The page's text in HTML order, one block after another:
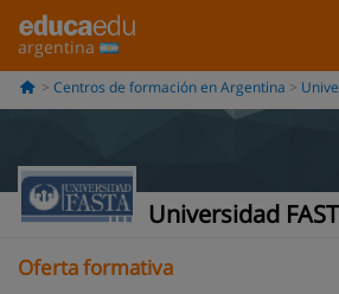
argentina
Centros de formación en Argentina
Universidad
Opiniones
Oferta formativa